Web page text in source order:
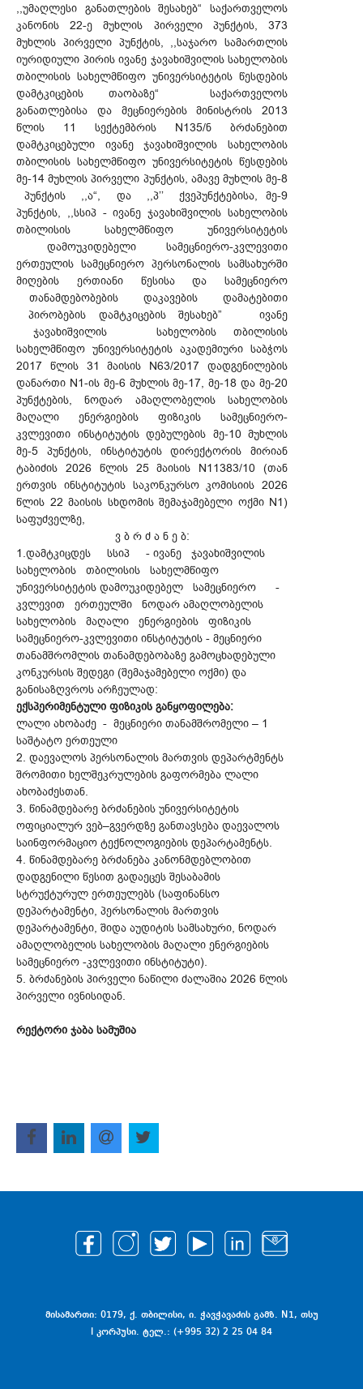
,,უმაღლესი განათლების შესახებ“ საქართველოს
კანონის 22-ე მუხლის პირველი პუნქტის, 373
მუხლის პირველი პუნქტის, ,,საჯარო სამართლის
იურიდიული პირის ივანე ჯავახიშვილის სახელობის
თბილისის სახელმწიფო უნივერსიტეტის წესდების
დამტკიცების თაობაზე“ საქართველოს
განათლებისა და მეცნიერების მინისტრის 2013
წლის 11 სექტემბრის N135/ნ ბრძანებით
დამტკიცებული ივანე ჯავახიშვილის სახელობის
თბილისის სახელმწიფო უნივერსიტეტის წესდების
მე-14 მუხლის პირველი პუნქტის, ამავე მუხლის მე-8
პუნქტის ,,ა“, და ,,პ’’ ქვეპუნქტებისა, მე-9
პუნქტის, ,,სსიპ - ივანე ჯავახიშვილის სახელობის
თბილისის სახელმწიფო უნივერსიტეტის
დამოუკიდებელი სამეცნიერო-კვლევითი
ერთეულის სამეცნიერო პერსონალის სამსახურში
მიღების ერთიანი წესისა და სამეცნიერო
თანამდებობების დაკავების დამატებითი
პირობების დამტკიცების შესახებ” ივანე
ჯავახიშვილის სახელობის თბილისის
სახელმწიფო უნივერსიტეტის აკადემიური საბჭოს
2017 წლის 31 მაისის N63/2017 დადგენილების
დანართი N1-ის მე-6 მუხლის მე-17, მე-18 და მე-20
პუნქტების, ნოდარ ამაღლობელის სახელობის
მაღალი ენერგიების ფიზიკის სამეცნიერო-
კვლევითი ინსტიტუტის დებულების მე-10 მუხლის
მე-5 პუნქტის, ინსტიტუტის დირექტორის მირიან
ტაბიძის 2026 წლის 25 მაისის N11383/10 (თან
ერთვის ინსტიტუტის საკონკურსო კომისიის 2026
წლის 22 მაისის სხდომის შემაჯამებელი ოქმი N1)
საფუძველზე,
ვ ბ რ ძ ა ნ ე ბ:
1.დამტკიცდეს სსიპ - ივანე ჯავახიშვილის
სახელობის თბილისის სახელმწიფო
უნივერსიტეტის დამოუკიდებელ სამეცნიერო -
კვლევით ერთეულში ნოდარ ამაღლობელის
სახელობის მაღალი ენერგიების ფიზიკის
სამეცნიერო-კვლევითი ინსტიტუტის - მეცნიერი
თანამშრომლის თანამდებობაზე გამოცხადებული
კონკურსის შედეგი (შემაჯამებელი ოქმი) და
განისაზღვროს არჩეულად:
ექსპერიმენტული ფიზიკის განყოფილება:
ლალი ახობაძე - მეცნიერი თანამშრომელი – 1
საშტატო ერთეული
2. დაევალოს პერსონალის მართვის დეპარტმენტს
შრომითი ხელშეკრულების გაფორმება ლალი
ახობაძესთან.
3. წინამდებარე ბრძანების უნივერსიტეტის
ოფიციალურ ვებ–გვერდზე განთავსება დაევალოს
საინფორმაციო ტექნოლოგიების დეპარტამენტს.
4. წინამდებარე ბრძანება კანონმდებლობით
დადგენილი წესით გადაეცეს შესაბამის
სტრუქტურულ ერთეულებს (საფინანსო
დეპარტამენტი, პერსონალის მართვის
დეპარტამენტი, შიდა აუდიტის სამსახური, ნოდარ
ამაღლობელის სახელობის მაღალი ენერგიების
სამეცნიერო -კვლევითი ინსტიტუტი).
5. ბრძანების პირველი ნაწილი ძალაშია 2026 წლის
პირველი ივნისიდან.
რექტორი ჯაბა სამუშია
მისამართი: 0179, ქ. თბილისი, ი. ჭავჭავაძის გამზ. N1, თსუ
I კორპუსი. ტელ.: (+995 32) 2 25 04 84